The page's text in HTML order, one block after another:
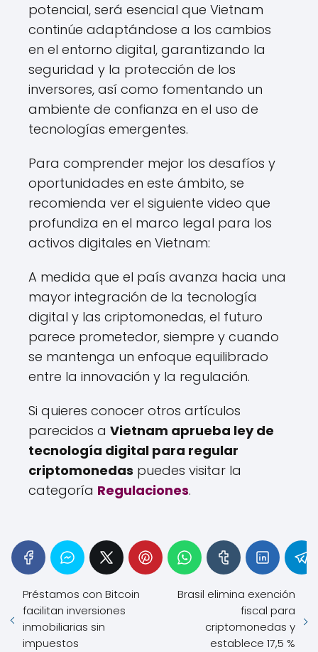
potencial, será esencial que Vietnam
continúe adaptándose a los cambios
en el entorno digital, garantizando la
seguridad y la protección de los
inversores, así como fomentando un
ambiente de confianza en el uso de
tecnologías emergentes.
Para comprender mejor los desafíos y
oportunidades en este ámbito, se
recomienda ver el siguiente video que
profundiza en el marco legal para los
activos digitales en Vietnam:
A medida que el país avanza hacia una
mayor integración de la tecnología
digital y las criptomonedas, el futuro
parece prometedor, siempre y cuando
se mantenga un enfoque equilibrado
entre la innovación y la regulación.
Si quieres conocer otros artículos
parecidos a Vietnam aprueba ley de
tecnología digital para regular
criptomonedas puedes visitar la
categoría Regulaciones.
Préstamos con Bitcoin
facilitan inversiones
inmobiliarias sin
impuestos
Brasil elimina exención
fiscal para
criptomonedas y
establece 17,5 %